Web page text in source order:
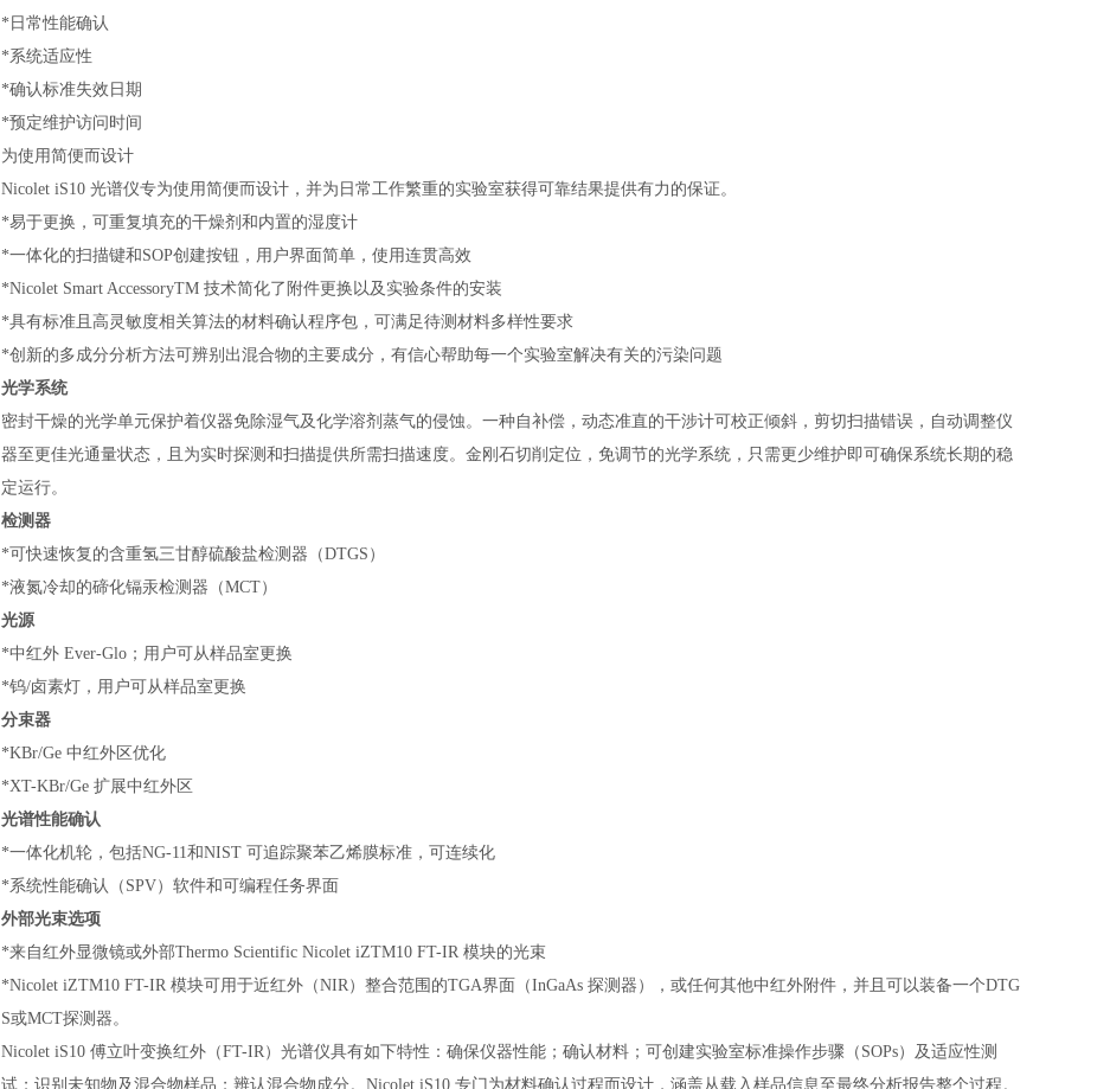
*日常性能确认
*系统适应性
*确认标准失效日期
*预定维护访问时间
为使用简便而设计
Nicolet iS10 光谱仪专为使用简便而设计，并为日常工作繁重的实验室获得可靠结果提供有力的保证。
*易于更换，可重复填充的干燥剂和内置的湿度计
*一体化的扫描键和SOP创建按钮，用户界面简单，使用连贯高效
*Nicolet Smart AccessoryTM 技术简化了附件更换以及实验条件的安装
*具有标准且高灵敏度相关算法的材料确认程序包，可满足待测材料多样性要求
*创新的多成分分析方法可辨别出混合物的主要成分，有信心帮助每一个实验室解决有关的污染问题
光学系统
密封干燥的光学单元保护着仪器免除湿气及化学溶剂蒸气的侵蚀。一种自补偿，动态准直的干涉计可校正倾斜，剪切扫描错误，自动调整仪
器至更佳光通量状态，且为实时探测和扫描提供所需扫描速度。金刚石切削定位，免调节的光学系统，只需更少维护即可确保系统长期的稳
定运行。
检测器
*可快速恢复的含重氢三甘醇硫酸盐检测器（DTGS）
*液氮冷却的碲化镉汞检测器（MCT）
光源
*中红外 Ever-Glo；用户可从样品室更换
*钨/卤素灯，用户可从样品室更换
分束器
*KBr/Ge 中红外区优化
*XT-KBr/Ge 扩展中红外区
光谱性能确认
*一体化机轮，包括NG-11和NIST 可追踪聚苯乙烯膜标准，可连续化
*系统性能确认（SPV）软件和可编程任务界面
外部光束选项
*来自红外显微镜或外部Thermo Scientific Nicolet iZTM10 FT-IR 模块的光束
*Nicolet iZTM10 FT-IR 模块可用于近红外（NIR）整合范围的TGA界面（InGaAs 探测器），或任何其他中红外附件，并且可以装备一个DTG
S或MCT探测器。
Nicolet iS10 傅立叶变换红外（FT-IR）光谱仪具有如下特性：确保仪器性能；确认材料；可创建实验室标准操作步骤（SOPs）及适应性测
试；识别未知物及混合物样品；辨认混合物成分。Nicolet iS10 专门为材料确认过程而设计，涵盖从载入样品信息至最终分析报告整个过程。